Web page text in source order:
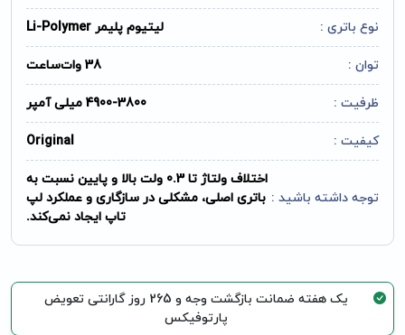
نوع باتری : لیتیوم پلیمر Li-Polymer
توان : 38 وات‌ساعت
ظرفیت : 4900-3800 میلی آمپر
کیفیت : Original
توجه داشته باشید :
اختلاف ولتاژ تا 0.3 ولت بالا و پایین نسبت به
باتری اصلی، مشکلی در سازگاری و عملکرد لپ
تاپ ایجاد نمی‌کند.
یک هفته ضمانت بازگشت وجه و 265 روز گارانتی تعویض
پارتوفیکس